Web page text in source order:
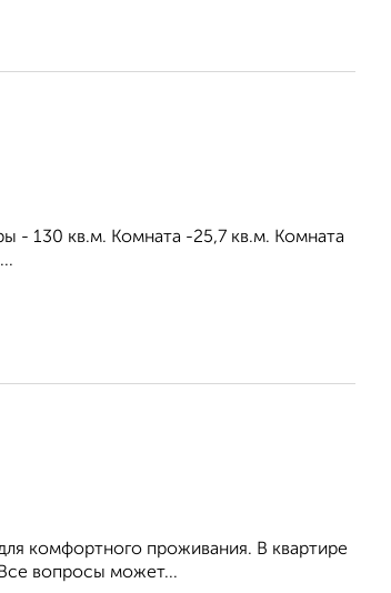
- 130 кв.м. Комната -25,7 кв.м. Комната
комфортного проживания. В квартире
вопросы может...